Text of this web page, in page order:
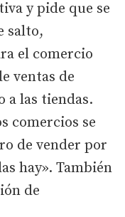
y pide que se
salto,
el comercio
ventas de
a las tiendas.
comercios se
de vender por
hay». También
de